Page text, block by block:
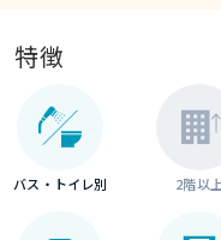
特徴
バス・トイレ別 2階以上